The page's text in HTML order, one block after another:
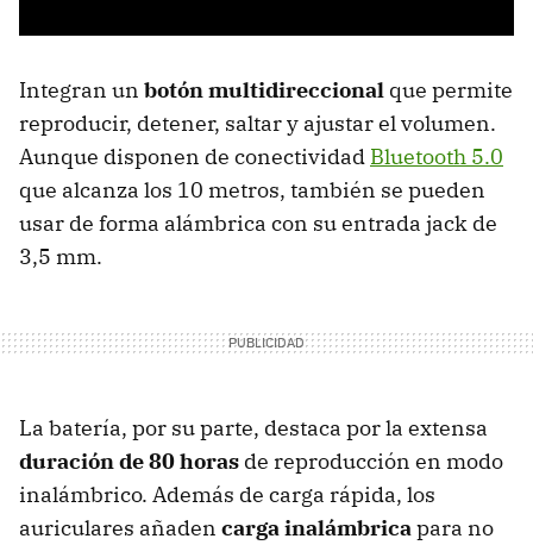
Integran un botón multidireccional que permite
reproducir, detener, saltar y ajustar el volumen.
Aunque disponen de conectividad Bluetooth 5.0
que alcanza los 10 metros, también se pueden
usar de forma alámbrica con su entrada jack de
3,5 mm.
La batería, por su parte, destaca por la extensa
duración de 80 horas de reproducción en modo
inalámbrico. Además de carga rápida, los
auriculares añaden carga inalámbricapara no